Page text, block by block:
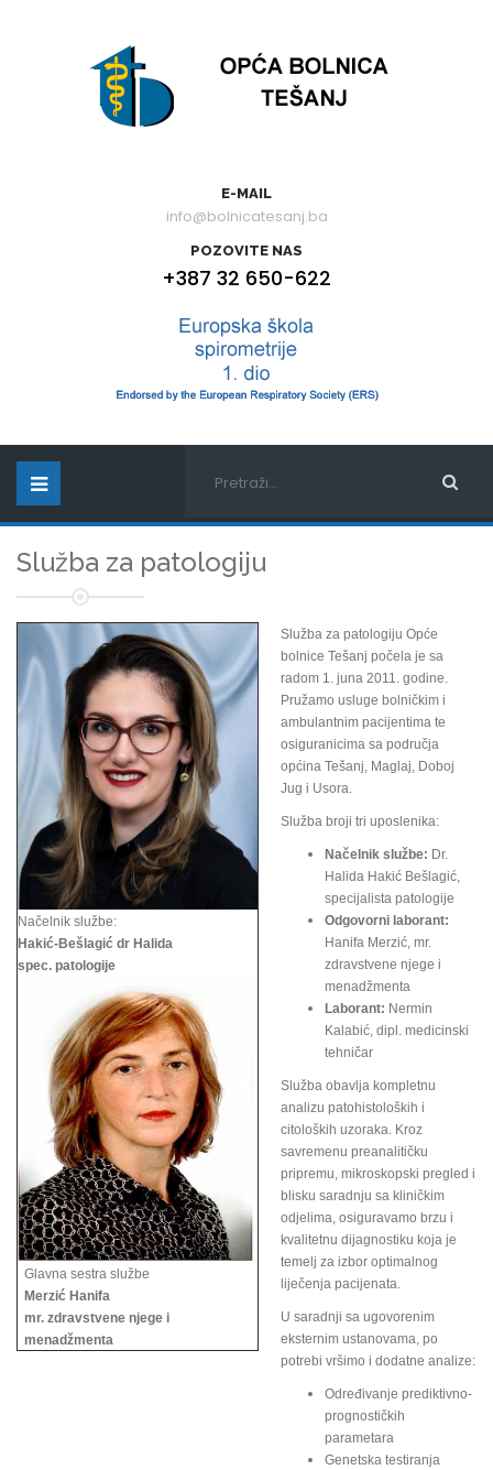
E-MAIL
info@bolnicatesanj.ba
POZOVITE NAS
+387 32 650-622
Služba za patologiju
Načelnik službe:
Hakić-Bešlagić dr Halida
spec. patologije
Glavna sestra službe
Merzić Hanifa
mr. zdravstvene njege i
menadžmenta
Služba za patologiju Opće
bolnice Tešanj počela je sa
radom 1. juna 2011. godine.
Pružamo usluge bolničkim i
ambulantnim pacijentima te
osiguranicima sa područja
općina Tešanj, Maglaj, Doboj
Jug i Usora.
Služba broji tri uposlenika:
Načelnik službe: Dr.
Halida Hakić Bešlagić,
specijalista patologije
Odgovorni laborant:
Hanifa Merzić, mr.
zdravstvene njege i
menadžmenta
Laborant: Nermin
Kalabić, dipl. medicinski
tehničar
Služba obavlja kompletnu
analizu patohistoloških i
citoloških uzoraka. Kroz
savremenu preanalitičku
pripremu, mikroskopski pregled i
blisku saradnju sa kliničkim
odjelima, osiguravamo brzu i
kvalitetnu dijagnostiku koja je
temelj za izbor optimalnog
liječenja pacijenata.
U saradnji sa ugovorenim
eksternim ustanovama, po
potrebi vršimo i dodatne analize:
Određivanje prediktivno-
prognostičkih
parametara
Genetska testiranja